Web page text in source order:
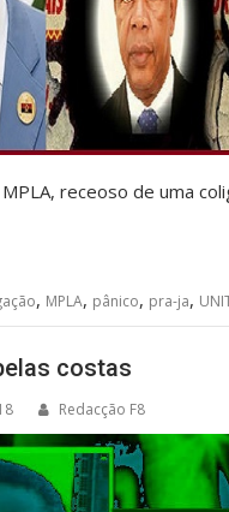
receoso de uma
, MPLA, pânico, pra-ja,
costas
Redacção F8